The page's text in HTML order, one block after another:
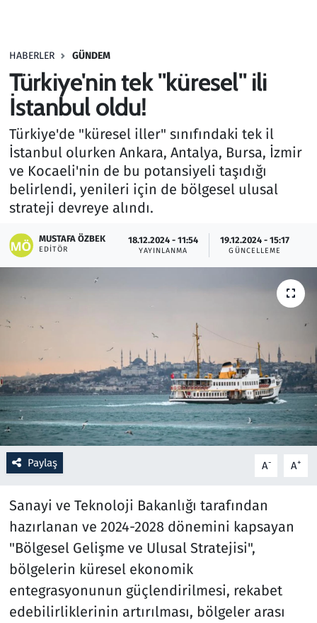
HABERLER GÜNDEM
Türkiye'nin tek "küresel" ili
İstanbul oldu!
Türkiye'de "küresel iller" sınıfındaki tek il
İstanbul olurken Ankara, Antalya, Bursa, İzmir
ve Kocaeli'nin de bu potansiyeli taşıdığı
belirlendi, yenileri için de bölgesel ulusal
strateji devreye alındı.
MUSTAFA ÖZBEK
EDITÖR
18.12.2024 - 11:54
YAYINLANMA
19.12.2024 - 15:17
GÜNCELLEME
Paylaş A- A+
Sanayi ve Teknoloji Bakanlığı tarafından
hazırlanan ve 2024-2028 dönemini kapsayan
"Bölgesel Gelişme ve Ulusal Stratejisi",
bölgelerin küresel ekonomik
entegrasyonunun güçlendirilmesi, rekabet
edebilirliklerinin artırılması, bölgeler arası
Haber
Kültür Sanat
Kurumsal Haberler
Lezzet Durağı
Memur ve Kamu
Otomobil
Resmi İlanlar
Rüya Tabirleri
Sağlık
Savunma Sanayi
Spor
Teknoloji ve Bilim
Televizyon